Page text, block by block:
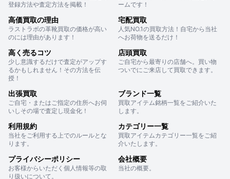
登録方法や査定方法を掲載！
ームです！
高価買取の理由
ラストラボの革靴買取の価格が高い
のには理由があります！
宅配買取
人気NO.1の買取方法！自宅から当社
へお荷物を送るだけ！
高く売るコツ
少し意識するだけで査定がアップす
るかもしれません！その方法を伝
授！
店頭買取
ご自宅から最寄りの店舗へ。買い物
ついでにご来店して買取できます。
出張買取
ご自宅・またはご指定の住所へお伺
いしその場で査定し現金化！
ブランド一覧
買取アイテム銘柄一覧をご紹介いた
します。
利用規約
当社をご利用する上でのルールとな
ります。
カテゴリー一覧
買取アイテムカテゴリー一覧をご紹
介いたします。
プライバシーポリシー
お客様からいただく個人情報等の取
り扱いについて。
会社概要
当社の概要。